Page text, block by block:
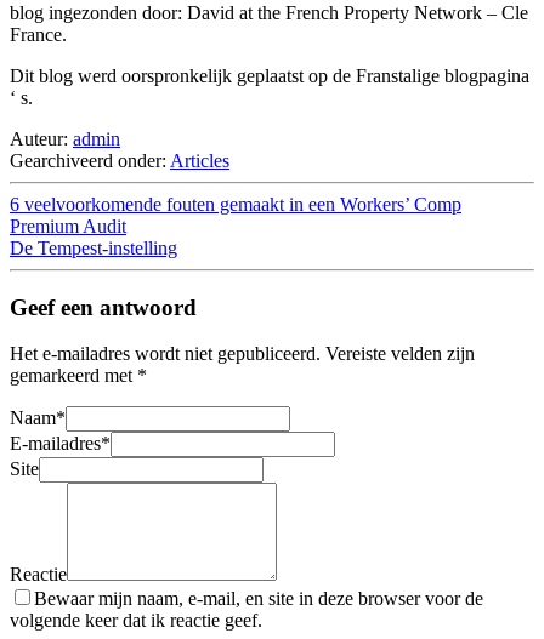
blog ingezonden door: David at the French Property Network – Cle
France.
Dit blog werd oorspronkelijk geplaatst op de Franstalige blogpagina
‘ s.
Auteur: admin
Gearchiveerd onder: Articles
6 veelvoorkomende fouten gemaakt in een Workers’ Comp
Premium Audit
De Tempest-instelling
Geef een antwoord
Het e-mailadres wordt niet gepubliceerd. Vereiste velden zijn
gemarkeerd met *
Naam*
E-mailadres*
Site
Reactie
Bewaar mijn naam, e-mail, en site in deze browser voor de
volgende keer dat ik reactie geef.